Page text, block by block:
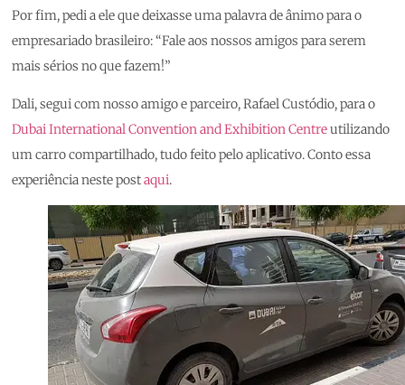
Por fim, pedi a ele que deixasse uma palavra de ânimo para o
empresariado brasileiro: “Fale aos nossos amigos para serem
mais sérios no que fazem!”
Dali, segui com nosso amigo e parceiro, Rafael Custódio, para o
Dubai International Convention and Exhibition Centreutilizando
um carro compartilhado, tudo feito pelo aplicativo. Conto essa
experiência neste postaqui.